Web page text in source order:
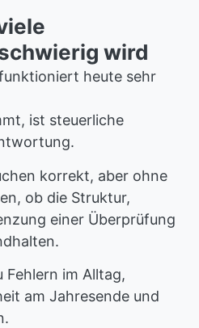
wird
heute sehr
ist steuerliche
korrekt, aber ohne
ob die Struktur,
einer Überprüfung
im Alltag,
am Jahresende und